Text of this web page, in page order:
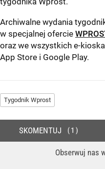
Archiwalne wydania
w specjalnej ofercie
oraz we wszystkich e-
App Store i Google Play.
Tygodnik Wprost
Obserwuj nas
SKOMENTUJ 1